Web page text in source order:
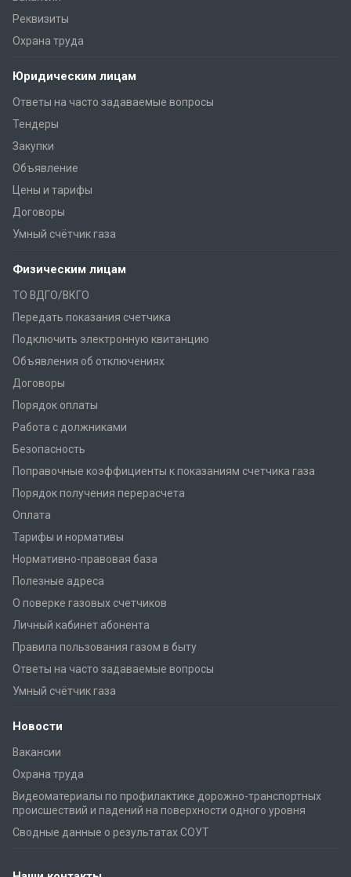
Реквизиты
Охрана труда
Юридическим лицам
Ответы на часто задаваемые вопросы
Тендеры
Закупки
Объявление
Цены и тарифы
Договоры
Умный счётчик газа
Физическим лицам
ТО ВДГО/ВКГО
Передать показания счетчика
Подключить электронную квитанцию
Объявления об отключениях
Договоры
Порядок оплаты
Работа с должниками
Безопасность
Поправочные коэффициенты к показаниям счетчика газа
Порядок получения перерасчета
Оплата
Тарифы и нормативы
Нормативно-правовая база
Полезные адреса
О поверке газовых счетчиков
Личный кабинет абонента
Правила пользования газом в быту
Ответы на часто задаваемые вопросы
Умный счётчик газа
Новости
Вакансии
Охрана труда
Видеоматериалы по профилактике дорожно-транспортных
происшествий и падений на поверхности одного уровня
Сводные данные о результатах СОУТ